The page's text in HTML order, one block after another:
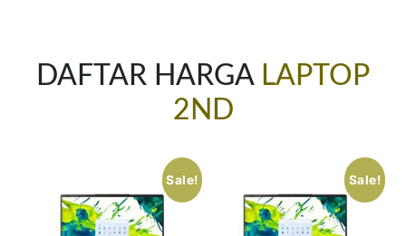
DAFTAR HARGA LAPTOP
2ND
Sale! Sale!